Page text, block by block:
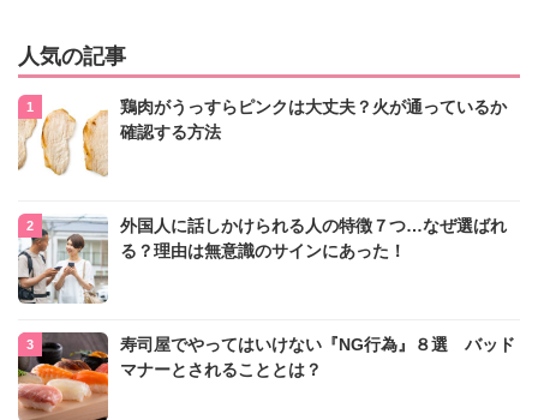
人気の記事
鶏肉がうっすらピンクは大丈夫？火が通っているか
確認する方法
外国人に話しかけられる人の特徴７つ…なぜ選ばれ
る？理由は無意識のサインにあった！
寿司屋でやってはいけない『NG行為』８選 バッド
マナーとされることとは？